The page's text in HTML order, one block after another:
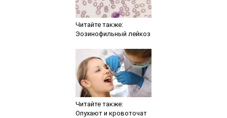
Читайте также:
Эозинофильный лейкоз
Читайте также:
Опухают и кровоточат